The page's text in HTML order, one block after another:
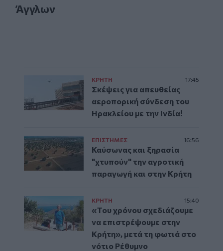
Άγγλων
ΚΡΗΤΗ 17:45
Σκέψεις για απευθείας
αεροπορική σύνδεση του
Ηρακλείου με την Ινδία!
ΕΠΙΣΤΗΜΕΣ 16:56
Καύσωνας και ξηρασία
"χτυπούν" την αγροτική
παραγωγή και στην Κρήτη
ΚΡΗΤΗ 15:40
«Του χρόνου σχεδιάζουμε
να επιστρέψουμε στην
Κρήτη», μετά τη φωτιά στο
νότιο Ρέθυμνο